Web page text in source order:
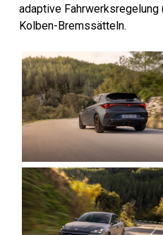
adaptive
Kolben-Bremssätteln.